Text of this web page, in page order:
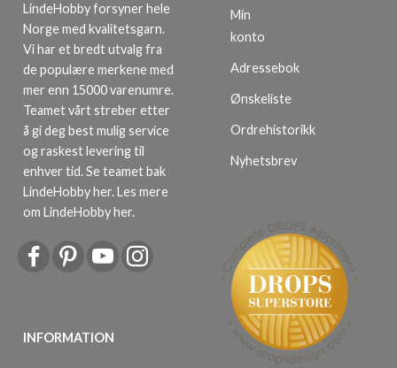
LindeHobby forsyner hele
Norge med kvalitetsgarn.
Vi har et bredt utvalg fra
de populære merkene med
mer enn 15000 varenumre.
Teamet vårt streber etter
å gi deg best mulig service
og raskest levering til
enhver tid. Se teamet bak
LindeHobby her.Les mere
om LindeHobby her.
INFORMATION
Min
konto
Adressebok
Ønskeliste
Ordrehistorikk
Nyhetsbrev